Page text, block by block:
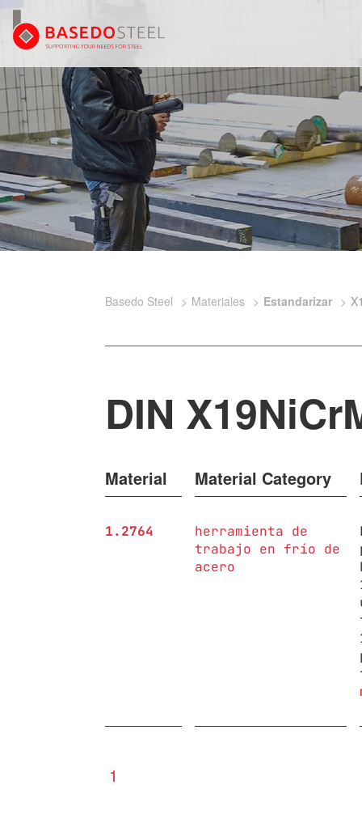
Basedo Steel Materiales Estandarizar
DIN
Material Material Category
1.2764
herramienta de
trabajo en frío de
acero
1